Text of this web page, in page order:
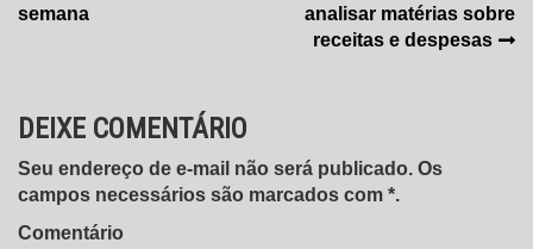
semana
analisar matérias sobre
receitas e despesas
DEIXE COMENTÁRIO
Seu endereço de e-mail não será publicado. Os
campos necessários são marcados com *.
Comentário